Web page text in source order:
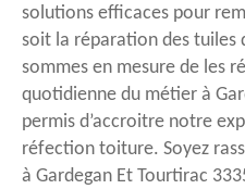
solutions efficaces pour
soit la réparation des tuiles
sommes en mesure de les
quotidienne du métier à
permis d’accroitre notre
réfection toiture. Soyez
à Gardegan Et Tourtirac